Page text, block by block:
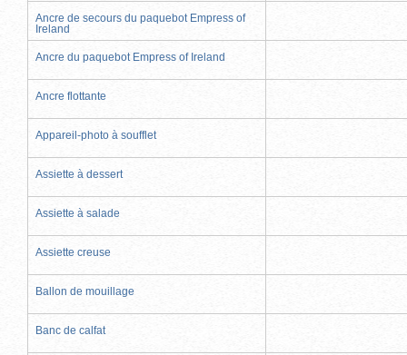
Ancre de secours du paquebot Empress of
Ireland
Ancre du paquebot Empress of Ireland
Ancre flottante
Appareil-photo à soufflet
Assiette à dessert
Assiette à salade
Assiette creuse
Ballon de mouillage
Banc de calfat